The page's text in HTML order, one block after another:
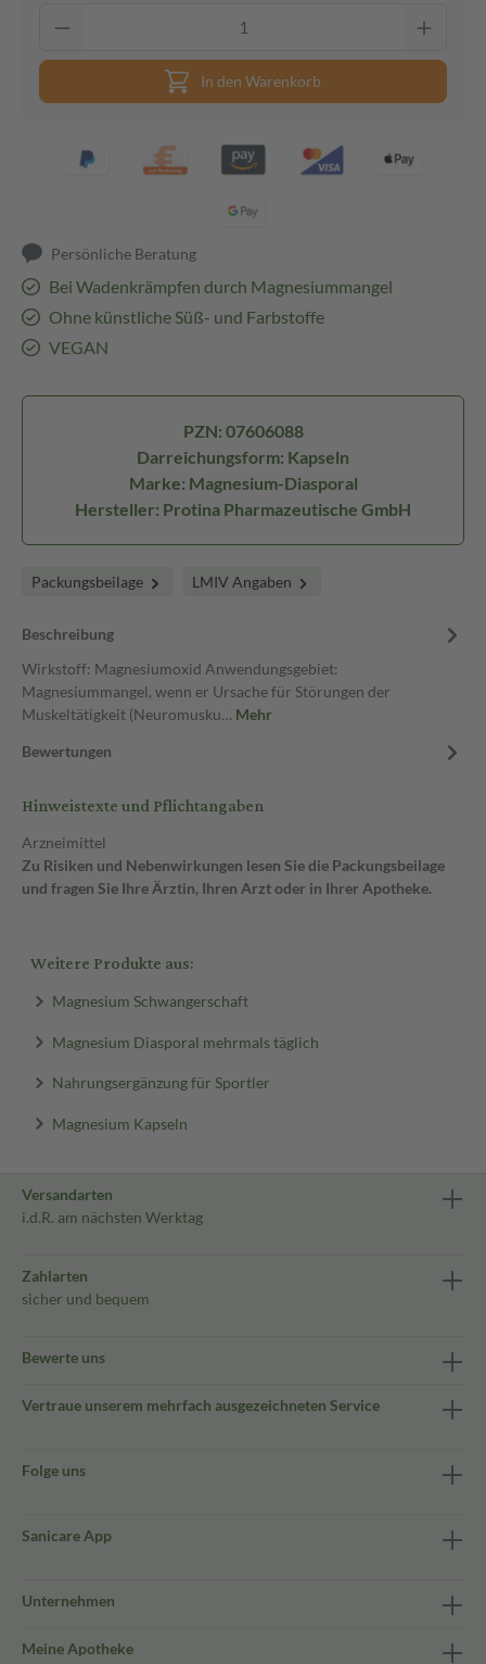
In den Warenkorb
Persönliche Beratung
Bei Wadenkrämpfen durch Magnesiummangel
Ohne künstliche Süß- und Farbstoffe
VEGAN
PZN: 07606088
Darreichungsform: Kapseln
Marke: Magnesium-Diasporal
Hersteller: Protina Pharmazeutische GmbH
Packungsbeilage LMIV Angaben
Beschreibung
Wirkstoff: Magnesiumoxid Anwendungsgebiet:
Magnesiummangel, wenn er Ursache für Störungen der
Muskeltätigkeit (Neuromusku… Mehr
Bewertungen
Hinweistexte und Pflichtangaben
Arzneimittel
Zu Risiken und Nebenwirkungen lesen Sie die Packungsbeilage
und fragen Sie Ihre Ärztin, Ihren Arzt oder in Ihrer Apotheke.
Weitere Produkte aus:
Magnesium Schwangerschaft
Magnesium Diasporal mehrmals täglich
Nahrungsergänzung für Sportler
Magnesium Kapseln
Versandarten
i.d.R. am nächsten Werktag
Zahlarten
sicher und bequem
Bewerte uns
Vertraue unserem mehrfach ausgezeichneten Service
Folge uns
Sanicare App
Unternehmen
Meine Apotheke